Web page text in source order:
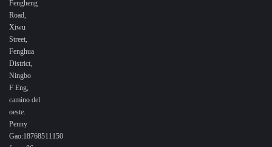
Fengheng
Road,
Xiwu
Street,
Fenghua
District,
Ningbo
F Eng,
camino del
oeste.
Penny
Gao:18768511150